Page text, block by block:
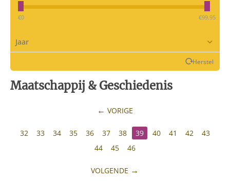
‎€0 ‎€99.95
Jaar
Herstel
Maatschappij & Geschiedenis
VORIGE
32 33 34 35 36 37 38 39 40 41 42
43
44
45 46
VOLGENDE